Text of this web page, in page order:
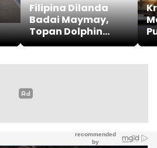
Filipina Dilanda
Badai Maymay,
Topan Dolphin
Dekati Tiongkok